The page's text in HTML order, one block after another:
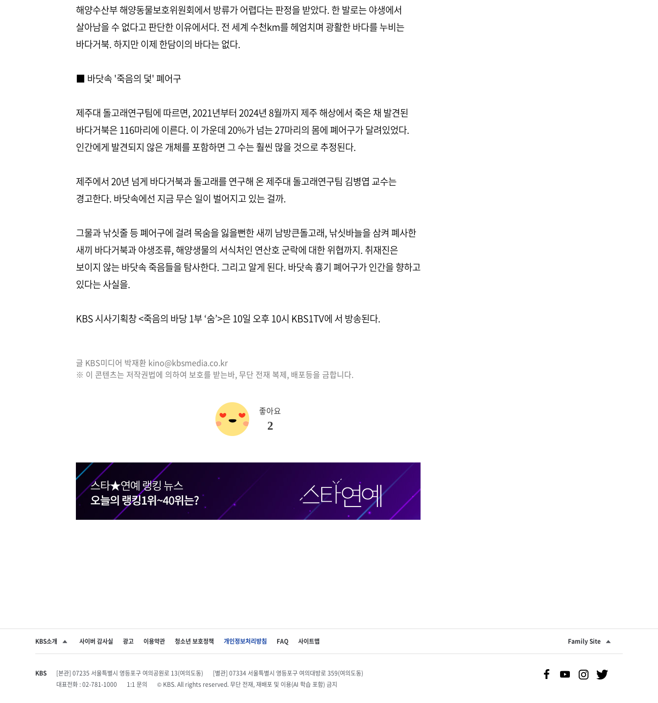
해양수산부 해양동물보호위원회에서 방류가 어렵다는 판정을 받았다. 한 발로는 야생에서
살아남을 수 없다고 판단한 이유에서다. 전 세계 수천km를 헤엄치며 광활한 바다를 누비는
바다거북. 하지만 이제 한담이의 바다는 없다.
■ 바닷속 '죽음의 덫' 폐어구
제주대 돌고래연구팀에 따르면, 2021년부터 2024년 8월까지 제주 해상에서 죽은 채 발견된
바다거북은 116마리에 이른다. 이 가운데 20%가 넘는 27마리의 몸에 폐어구가 달려있었다.
인간에게 발견되지 않은 개체를 포함하면 그 수는 훨씬 많을 것으로 추정된다.
제주에서 20년 넘게 바다거북과 돌고래를 연구해 온 제주대 돌고래연구팀 김병엽 교수는
경고한다. 바닷속에선 지금 무슨 일이 벌어지고 있는 걸까.
그물과 낚싯줄 등 폐어구에 걸려 목숨을 잃을뻔한 새끼 남방큰돌고래, 낚싯바늘을 삼켜 폐사한
새끼 바다거북과 야생조류, 해양생물의 서식처인 연산호 군락에 대한 위협까지. 취재진은
보이지 않는 바닷속 죽음들을 탐사한다. 그리고 알게 된다. 바닷속 흉기 폐어구가 인간을 향하고
있다는 사실을.
KBS 시사기획창 <죽음의 바당 1부 ‘숨’>은 10일 오후 10시 KBS1TV에 서 방송된다.
글 KBS미디어 박재환 kino@kbsmedia.co.kr
※ 이 콘텐츠는 저작권법에 의하여 보호를 받는바, 무단 전재 복제, 배포등을 금합니다.
좋아요
2
KBS소개 사이버 감사실 광고 이용약관 청소년 보호정책 개인정보처리방침 FAQ 사이트맵 Family Site
KBS [본관] 07235 서울특별시 영등포구 여의공원로 13(여의도동)
[별관] 07334 서울특별시 영등포구 여의대방로 359(여의도동)
대표전화 : 02-781-1000
1:1 문의 © KBS. All rights reserved. 무단 전재, 재배포 및 이용(AI 학습 포함) 금지
SNS 공유하기